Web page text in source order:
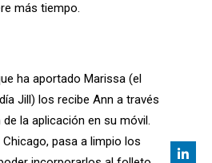
más tiempo.
ha aportado Marissa (el
Jill) los recibe Ann a través
la aplicación en su móvil.
pasa a limpio los